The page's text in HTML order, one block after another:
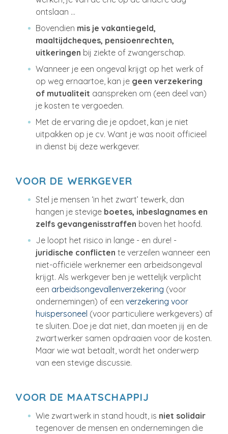
ontslaan …
Bovendien mis je vakantiegeld,
maaltijdcheques, pensioenrechten,
uitkeringen bij ziekte of zwangerschap.
Wanneer je een ongeval krijgt op het werk of
op weg ernaartoe, kan je geen verzekering
of mutualiteit aanspreken om (een deel van)
je kosten te vergoeden.
Met de ervaring die je opdoet, kan je niet
uitpakken op je cv. Want je was nooit officieel
in dienst bij deze werkgever.
VOOR DE WERKGEVER
Stel je mensen ‘in het zwart’ tewerk, dan
hangen je stevige boetes, inbeslagnames en
zelfs gevangenisstraffen boven het hoofd.
Je loopt het risico in lange - en dure! -
juridische conflicten te verzeilen wanneer een
niet-officiële werknemer een arbeidsongeval
krijgt. Als werkgever ben je wettelijk verplicht
een arbeidsongevallenverzekering (voor
ondernemingen) of een verzekering voor
huispersoneel (voor particuliere werkgevers) af
te sluiten. Doe je dat niet, dan moeten jij en de
zwartwerker samen opdraaien voor de kosten.
Maar wie wat betaalt, wordt het onderwerp
van een stevige discussie.
VOOR DE MAATSCHAPPIJ
Wie zwartwerk in stand houdt, is niet solidair
tegenover de mensen en ondernemingen die